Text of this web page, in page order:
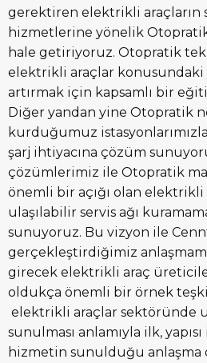
gerektiren elektrikli araçların
hizmetlerine yönelik Otopratik
hale getiriyoruz. Otopratik
elektrikli araçlar
artırmak için kapsamlı bir
Diğer yandan yine Otopratik
kurduğumuz
şarj ihtiyacına çözüm
çözümlerimiz ile Otopratik
önemli bir açığı olan
ulaşılabilir servis ağı
sunuyoruz. Bu vizyon ile
gerçekleştirdiğimiz
girecek elektrikli araç
oldukça önemli bir örnek
elektrikli araçlar sektöründe
sunulması anlamıyla ilk,
hizmetin sunulduğu anlaşma